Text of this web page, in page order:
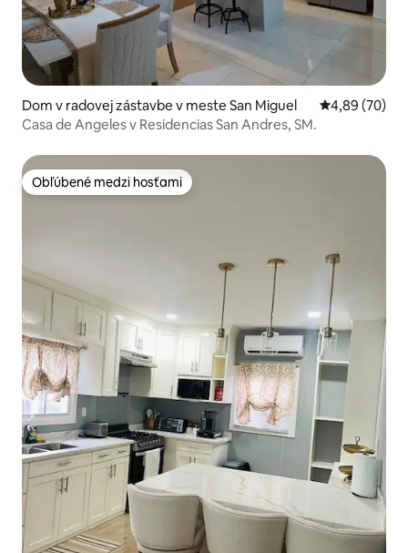
Dom v radovej zástavbe v meste San Miguel Priemerné
4,89 (70)
Casa de Angeles v Residencias San Andres, SM.
Obľúbené medzi hosťami
Obľúbené medzi hosťami